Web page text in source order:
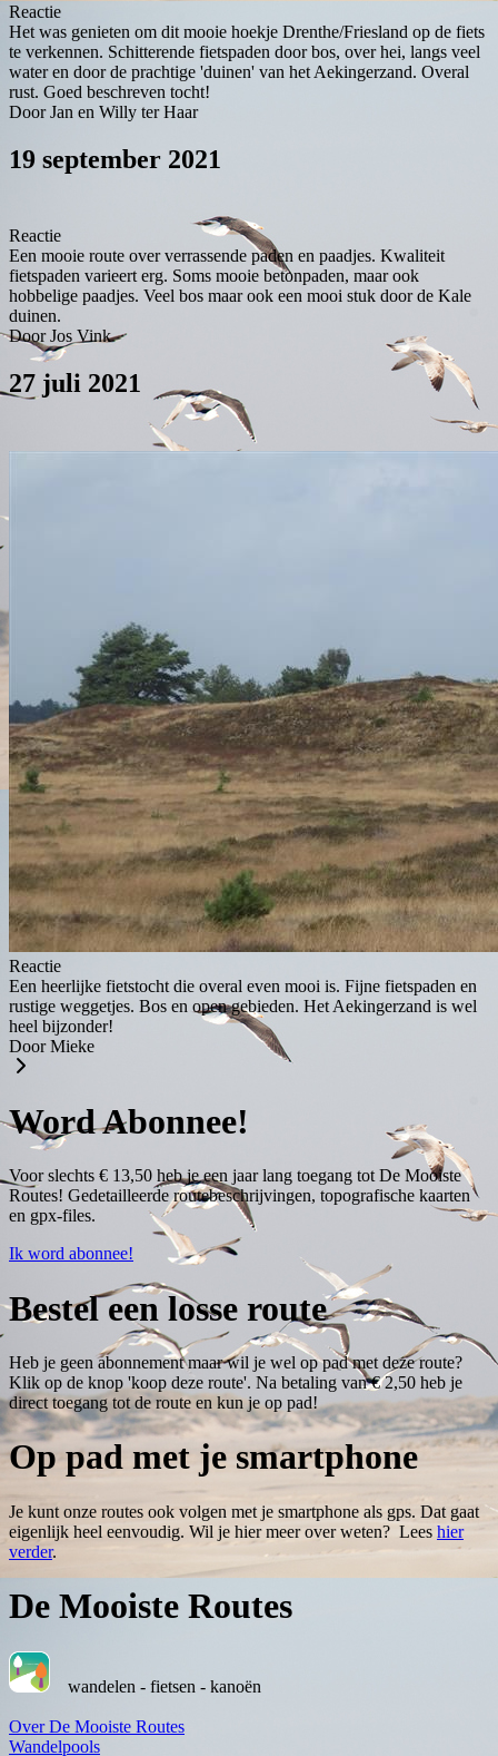
Reactie
Het was genieten om dit mooie hoekje Drenthe/Friesland op de fiets
te verkennen. Schitterende fietspaden door bos, over hei, langs veel
water en door de prachtige 'duinen' van het Aekingerzand. Overal
rust. Goed beschreven tocht!
Door Jan en Willy ter Haar
19 september 2021
Reactie
Een mooie route over verrassende paden en paadjes. Kwaliteit
fietspaden varieert erg. Soms mooie betonpaden, maar ook
hobbelige paadjes. Veel bos maar ook een mooi stuk door de Kale
duinen.
Door Jos Vink
27 juli 2021
Reactie
Een heerlijke fietstocht die overal even mooi is. Fijne fietspaden en
rustige weggetjes. Bos en open gebieden. Het Aekingerzand is wel
heel bijzonder!
Door Mieke
Word Abonnee!
Voor slechts € 13,50 heb je een jaar lang toegang tot De Mooiste
Routes! Gedetailleerde routebeschrijvingen, topografische kaarten
en gpx-files.
Ik word abonnee!
Bestel een losse route
Heb je geen abonnement maar wil je wel op pad met deze route?
Klik op de knop 'koop deze route'. Na betaling van € 2,50 heb je
direct toegang tot de route en kun je op pad!
Op pad met je smartphone
Je kunt onze routes ook volgen met je smartphone als gps. Dat gaat
eigenlijk heel eenvoudig. Wil je hier meer over weten? Lees hier
verder.
De Mooiste Routes
wandelen - fietsen - kanoën
Over De Mooiste Routes
Wandelpools